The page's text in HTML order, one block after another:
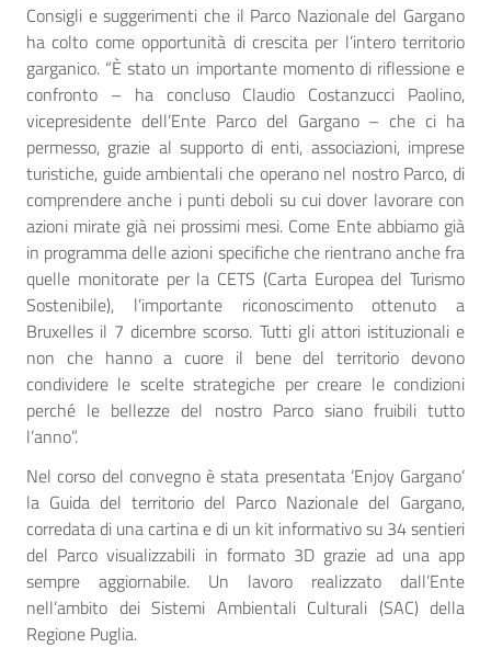
Consigli e suggerimenti che il Parco Nazionale del Gargano
ha colto come opportunità di crescita per l’intero territorio
garganico. “È stato un importante momento di riflessione e
confronto – ha concluso Claudio Costanzucci Paolino,
vicepresidente dell’Ente Parco del Gargano – che ci ha
permesso, grazie al supporto di enti, associazioni, imprese
turistiche, guide ambientali che operano nel nostro Parco, di
comprendere anche i punti deboli su cui dover lavorare con
azioni mirate già nei prossimi mesi. Come Ente abbiamo già
in programma delle azioni specifiche che rientrano anche fra
quelle monitorate per la CETS (Carta Europea del Turismo
Sostenibile), l’importante riconoscimento ottenuto a
Bruxelles il 7 dicembre scorso. Tutti gli attori istituzionali e
non che hanno a cuore il bene del territorio devono
condividere le scelte strategiche per creare le condizioni
perché le bellezze del nostro Parco siano fruibili tutto
l’anno”.
Nel corso del convegno è stata presentata ‘Enjoy Gargano’
la Guida del territorio del Parco Nazionale del Gargano,
corredata di una cartina e di un kit informativo su 34 sentieri
del Parco visualizzabili in formato 3D grazie ad una app
sempre aggiornabile. Un lavoro realizzato dall’Ente
nell’ambito dei Sistemi Ambientali Culturali (SAC) della
Regione Puglia.